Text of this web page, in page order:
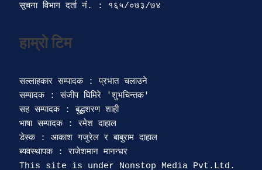
सूचना विभाग दर्ता‍ नं. : १६५/०७३/७४
हाम्रो टिम
सल्लाहकार सम्पादक : प्रभात चलाउने
सम्पादक : संजीप घिमिरे 'शुभचिन्तक'
सह सम्पादक : बुद्धशरण शाही
भाषा सम्पादक : रमेश दाहाल
डेस्क : आकाश गजुरेल र बाबुराम दाहाल
ब्यवस्थापक : राजेशमान मानन्धर